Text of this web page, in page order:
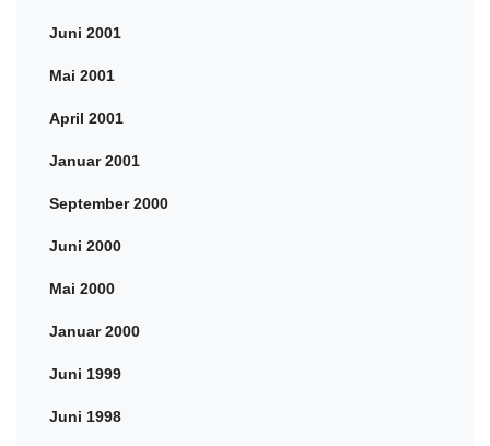
Juni 2001
Mai 2001
April 2001
Januar 2001
September 2000
Juni 2000
Mai 2000
Januar 2000
Juni 1999
Juni 1998